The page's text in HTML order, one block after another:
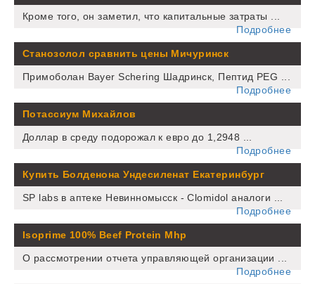
Кроме того, он заметил, что капитальные затраты ...
Подробнее
Станозолол сравнить цены Мичуринск
Примоболан Bayer Schering Шадринск, Пептид PEG ...
Подробнее
Потассиум Михайлов
Доллар в среду подорожал к евро до 1,2948 ...
Подробнее
Купить Болденона Ундесиленат Екатеринбург
SP labs в аптеке Невинномысск - Clomidol аналоги ...
Подробнее
Isoprime 100% Beef Protein Mhp
О рассмотрении отчета управляющей организации ...
Подробнее